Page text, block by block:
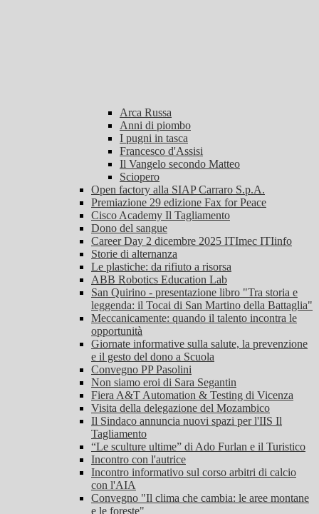
Arca Russa
Anni di piombo
I pugni in tasca
Francesco d'Assisi
Il Vangelo secondo Matteo
Sciopero
Open factory alla SIAP Carraro S.p.A.
Premiazione 29 edizione Fax for Peace
Cisco Academy Il Tagliamento
Dono del sangue
Career Day 2 dicembre 2025 ITImec ITIinfo
Storie di alternanza
Le plastiche: da rifiuto a risorsa
ABB Robotics Education Lab
San Quirino - presentazione libro "Tra storia e
leggenda: il Tocai di San Martino della Battaglia"
Meccanicamente: quando il talento incontra le
opportunità
Giornate informative sulla salute, la prevenzione
e il gesto del dono a Scuola
Convegno PP Pasolini
Non siamo eroi di Sara Segantin
Fiera A&T Automation & Testing di Vicenza
Visita della delegazione del Mozambico
Il Sindaco annuncia nuovi spazi per l'IIS Il
Tagliamento
“Le sculture ultime” di Ado Furlan e il Turistico
Incontro con l'autrice
Incontro informativo sul corso arbitri di calcio
con l'AIA
Convegno "Il clima che cambia: le aree montane
e le foreste"